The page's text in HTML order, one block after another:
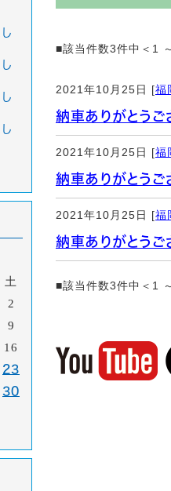
■該当件数3件中＜1
2021年10月25日 [福
納車ありがと
2021年10月25日 [福
納車ありがと
2021年10月25日 [福
納車ありがと
■該当件数3件中＜1
土
2
9
16
23
30